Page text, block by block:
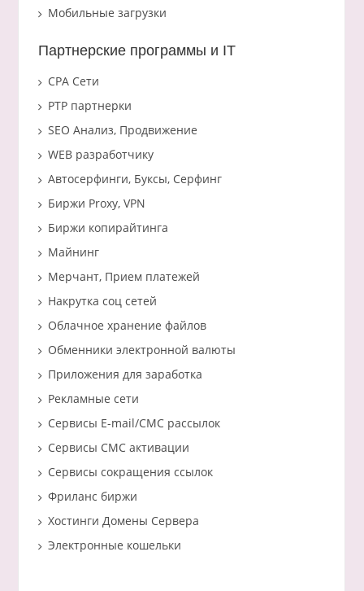
Мобильные загрузки
Партнерские программы и IT
CPA Сети
PTP партнерки
SEO Анализ, Продвижение
WEB разработчику
Автосерфинги, Буксы, Серфинг
Биржи Proxy, VPN
Биржи копирайтинга
Майнинг
Мерчант, Прием платежей
Накрутка соц сетей
Облачное хранение файлов
Обменники электронной валюты
Приложения для заработка
Рекламные сети
Сервисы E-mail/СМС рассылок
Сервисы СМС активации
Сервисы сокращения ссылок
Фриланс биржи
Хостинги Домены Сервера
Электронные кошельки